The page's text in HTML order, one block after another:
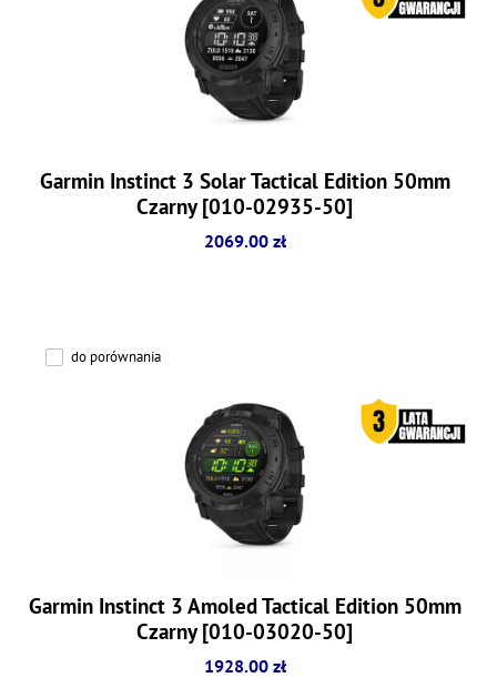
Garmin Instinct 3 Solar Tactical Edition 50mm
Czarny [010-02935-50]
2069.00 zł
do porównania
Garmin Instinct 3 Amoled Tactical Edition 50mm
Czarny [010-03020-50]
1928.00 zł